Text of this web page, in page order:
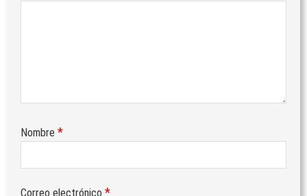
Nombre *
Correo electrónico *